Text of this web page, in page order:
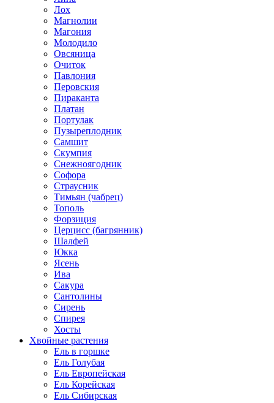
Лох
Магнолии
Магония
Молодило
Овсяница
Очиток
Павлония
Перовския
Пираканта
Платан
Портулак
Пузыреплодник
Самшит
Скумпия
Снежноягодник
Софора
Страусник
Тимьян (чабрец)
Тополь
Форзиция
Церцисс (багрянник)
Шалфей
Юкка
Ясень
Ива
Сакура
Сантолины
Сирень
Спирея
Хосты
Хвойные растения
Ель в горшке
Ель Голубая
Ель Европейская
Ель Корейская
Ель Сибирская